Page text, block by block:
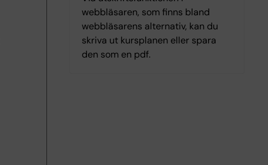
webbläsaren, som finns bland
webbläsarens alternativ, kan du
skriva ut kursplanen eller spara
den som en pdf.